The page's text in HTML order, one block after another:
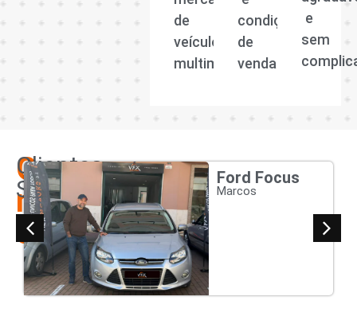
de
veículos
multimarcas.
condições
de
venda.
e
sem
Os
nossos
clientes
Clientes
Satisfeitos
Ford Focus
Marcos